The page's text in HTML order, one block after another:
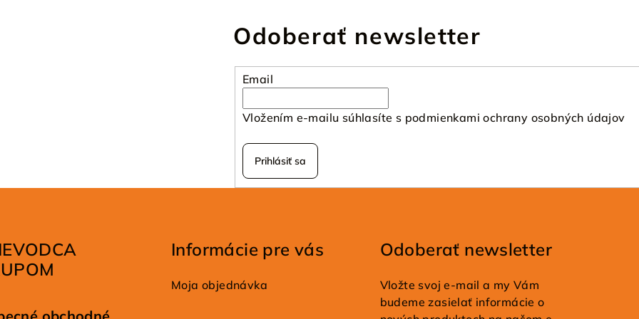
Odoberať newsletter
Email
Vložením e-mailu súhlasíte s podmienkami ochrany osobných údajov
Prihlásiť sa
Informácie pre vás
Moja objednávka
Odoberať newsletter
Vložte svoj e-mail a my Vám
budeme zasielať informácie o